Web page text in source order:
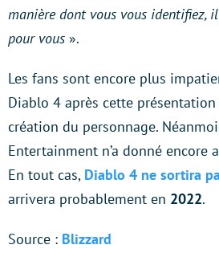
manière dont vous vous identifiez,
pour vous ».
Les fans sont encore plus
Diablo 4 après cette
création du personnage.
Entertainment n’a donné encore
En tout cas, Diablo 4 ne sortira
arrivera probablement en 2022.
Source : Blizzard